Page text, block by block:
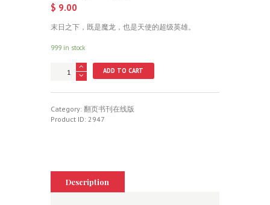
$ 9.00
末日之下，既是魔龙，也是天使的超级英雄。
999 in stock
quantity
ADD TO CART
Category: 翻页书刊在线版
Product ID: 2947
Description